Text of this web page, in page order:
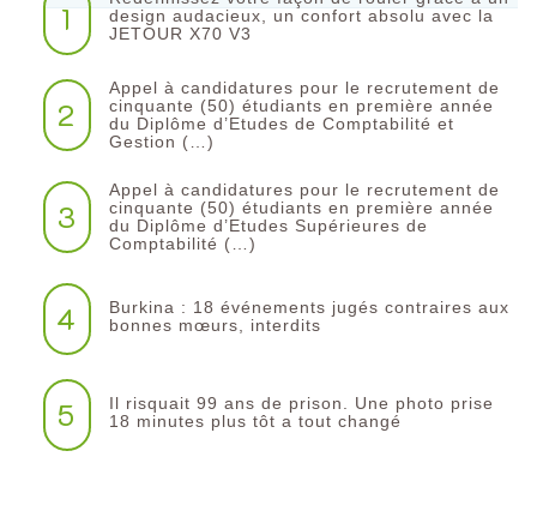
1
design audacieux, un confort absolu avec la
JETOUR X70 V3
2
Appel à candidatures pour le recrutement de
cinquante (50) étudiants en première année
du Diplôme d’Etudes de Comptabilité et
Gestion (…)
3
Appel à candidatures pour le recrutement de
cinquante (50) étudiants en première année
du Diplôme d’Etudes Supérieures de
Comptabilité (…)
4
Burkina : 18 événements jugés contraires aux
bonnes mœurs, interdits
5
Il risquait 99 ans de prison. Une photo prise
18 minutes plus tôt a tout changé